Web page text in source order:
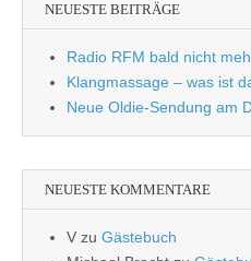
NEUESTE BEITRÄGE
Radio RFM bald nicht
Klangmassage – was ist
Neue Oldie-Sendung am
NEUESTE KOMMENTARE
V zu Gästebuch